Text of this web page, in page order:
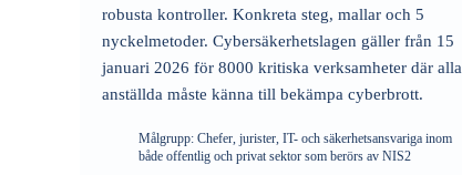
robusta kontroller. Konkreta steg, mallar och 5
nyckelmetoder. Cybersäkerhetslagen gäller från 15
januari 2026 för 8000 kritiska verksamheter där alla
anställda måste känna till bekämpa cyberbrott.
Målgrupp: Chefer, jurister, IT- och säkerhetsansvariga inom
både offentlig och privat sektor som berörs av NIS2